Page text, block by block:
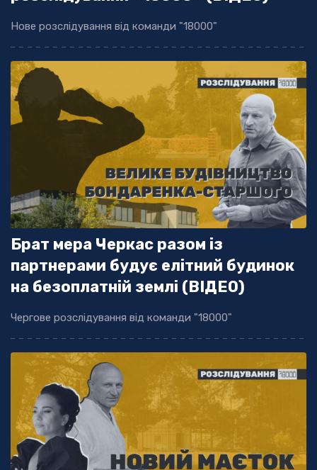
Нове розслідування від команди "18000"
Брат мера Черкас разом із
партнерами будує елітний будинок
на безоплатній землі (ВІДЕО)
Чергове розслідування від команди "18000"